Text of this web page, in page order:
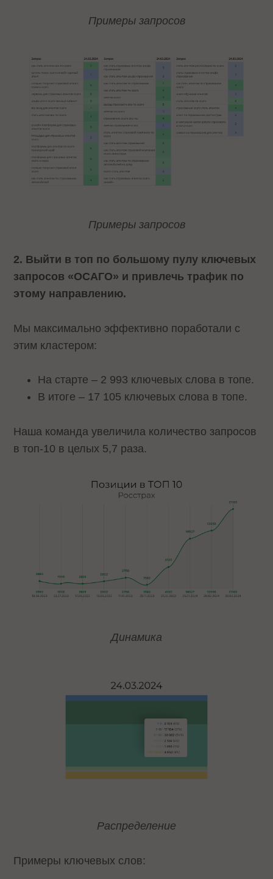
Примеры запросов
Примеры запросов
2. Выйти в топ по большому пулу ключевых
запросов «ОСАГО» и привлечь трафик по
этому направлению.
Мы максимально эффективно поработали с
этим кластером:
На старте – 2 993 ключевых слова в топе.
В итоге – 17 105 ключевых слова в топе.
Наша команда увеличила количество запросов
в топ-10 в целых 5,7 раза.
Динамика
Распределение
Примеры ключевых слов: